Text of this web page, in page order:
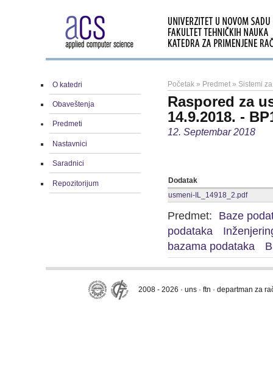
O katedri
Obaveštenja
Predmeti
Nastavnici
Saradnici
Repozitorijum
Početak » Predmet » Sistemi
Raspored za
14.9.2018. -
12. Septembar 2018
Dodatak
usmeni-IL_14918_2.pdf
Predmet:
Baze
podataka
bazama podataka
2008 - 2026 · uns · ftn · departman za